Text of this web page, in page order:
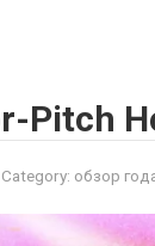
Pitch
Category: обзор